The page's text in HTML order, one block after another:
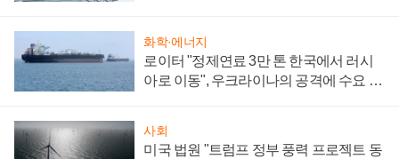
화학·에너지
로이터 "정제연료 3만 톤 한국에서 러시
아로 이동", 우크라이나의 공격에 수요 늘
사회
미국 법원 "트럼프 정부 풍력 프로젝트 동